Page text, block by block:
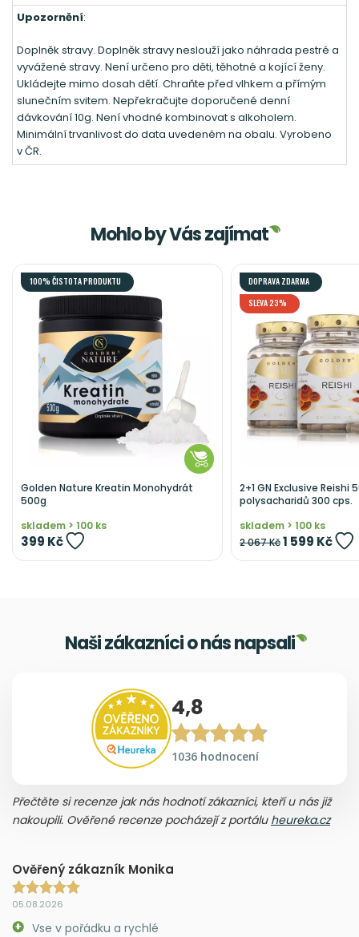
Upozornění:
Doplněk stravy. Doplněk stravy neslouží jako náhrada pestré a
vyvážené stravy. Není určeno pro děti, těhotné a kojící ženy.
Ukládejte mimo dosah dětí. Chraňte před vlhkem a přímým
slunečním svitem. Nepřekračujte doporučené denní
dávkování 10g. Není vhodné kombinovat s alkoholem.
Minimální trvanlivost do data uvedeném na obalu. Vyrobeno
v ČR.
Mohlo by Vás zajímat
100% ČISTOTA PRODUKTU
Golden Nature Kreatin Monohydrát
500g
skladem > 100 ks
399 Kč
DOPRAVA ZDARMA
SLEVA 23%
2+1 GN Exclusive Reishi
polysacharidů 300 cps.
skladem > 100 ks
2 067 Kč1 599 Kč
Naši zákazníci o nás napsali
4,8
1036 hodnocení
Přečtěte si recenze jak nás hodnotí zákazníci, kteří u nás již
nakoupili. Ověřené recenze pocházejí z portálu heureka.cz
Ověřený zákazník Monika
05.08.2026
Vse v pořádku a rychlé